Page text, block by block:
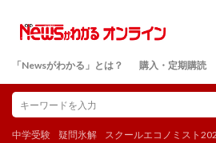
「Newsがわかる」とは？ 購入・定期購読
中学受験 疑問氷解 スクールエコノミスト
検索